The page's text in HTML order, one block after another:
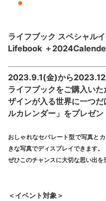
ライフブック スペシャルイ
Lifebook ＋
2023.9.1(金)から
ライフブックをご購入い
ザインが入る世界に一つ
ルカレンダー」をプレゼン
おしゃれなセパレート型で写真と
きな写真でディスプレイできます。
ぜひこのチャンスに大切な思い出
＜イベント対象＞